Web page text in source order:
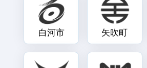
白河市 矢吹町